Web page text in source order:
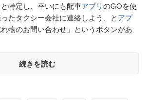
特定し、幸いにも配車アプリのGOを使
たタクシー会社に連絡しよう、とアプ
物のお問い合わせ」というボタンがあ
続きを読む